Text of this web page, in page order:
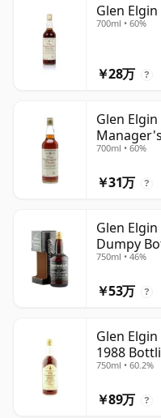
Glen
700ml • 60%
￥28万 ?
Glen
700ml • 60%
￥31万 ?
Glen
Dumpy
750ml • 46%
￥53万 ?
Glen
1988
750ml • 60.2%
￥89万 ?